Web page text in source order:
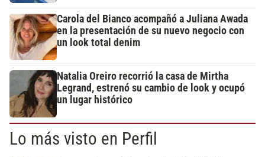
Carola del Bianco acompañó a Juliana Awada
en la presentación de su nuevo negocio con
un look total denim
Natalia Oreiro recorrió la casa de Mirtha
Legrand, estrenó su cambio de look y ocupó
un lugar histórico
Lo más visto en Perfil